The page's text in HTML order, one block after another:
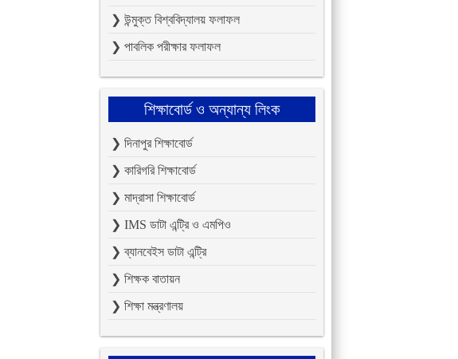
❯ উন্মুক্ত বিশ্ববিদ্যালয় ফলাফল
❯ পাবলিক পরীক্ষার ফলাফল
শিক্ষাবোর্ড ও অন্যান্য লিংক
❯ দিনাপুর শিক্ষাবোর্ড
❯ কারিগরি শিক্ষাবোর্ড
❯ মাদ্রাসা শিক্ষাবোর্ড
❯ IMS ডাটা এন্ট্রি ও এমপিও
❯ ব্যানবেইস ডাটা এন্ট্রি
❯ শিক্ষক বাতায়ন
❯ শিক্ষা মন্ত্রণালয়